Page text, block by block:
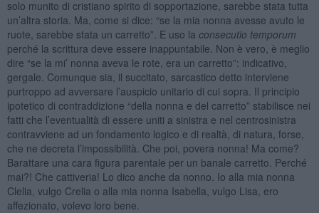
solo munito di cristiano spirito di sopportazione, sarebbe stata tutta
un’altra storia. Ma, come si dice: “se la mia nonna avesse avuto le
ruote, sarebbe stata un carretto”. E uso la consecutio temporum
perché la scrittura deve essere inappuntabile. Non è vero, è meglio
dire “se la mi’ nonna aveva le rote, era un carretto”: indicativo,
gergale. Comunque sia, il succitato, sarcastico detto interviene
purtroppo ad avversare l’auspicio unitario di cui sopra. Il principio
ipotetico di contraddizione “della nonna e del carretto” stabilisce nei
fatti che l’eventualità di essere uniti a sinistra e nel centrosinistra
contravviene ad un fondamento logico e di realtà, di natura, forse,
che ne decreta l’impossibilità. Che poi, povera nonna! Ma come?
Barattare una cara figura parentale per un banale carretto. Perché
mai?! Che cattiveria! Lo dico anche da nonno. Io alla mia nonna
Clelia, vulgo Crelia o alla mia nonna Isabella, vulgo Lisa, ero
affezionato, volevo loro bene.